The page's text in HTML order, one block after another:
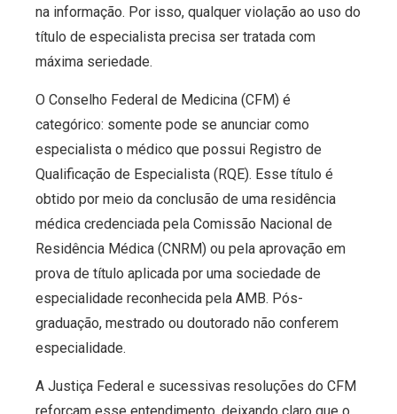
na informação. Por isso, qualquer violação ao uso do
título de especialista precisa ser tratada com
máxima seriedade.
O Conselho Federal de Medicina (CFM) é
categórico: somente pode se anunciar como
especialista o médico que possui Registro de
Qualificação de Especialista (RQE). Esse título é
obtido por meio da conclusão de uma residência
médica credenciada pela Comissão Nacional de
Residência Médica (CNRM) ou pela aprovação em
prova de título aplicada por uma sociedade de
especialidade reconhecida pela AMB. Pós-
graduação, mestrado ou doutorado não conferem
especialidade.
A Justiça Federal e sucessivas resoluções do CFM
reforçam esse entendimento, deixando claro que o